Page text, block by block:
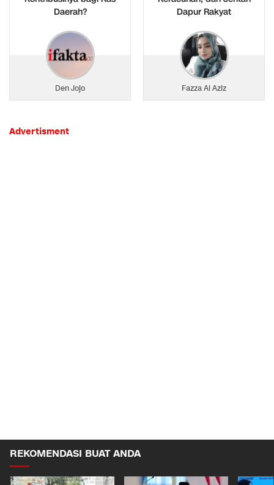
Daerah?
Den Jojo
Dapur Rakyat
Fazza Al Aziz
Advertisment
REKOMENDASI BUAT ANDA